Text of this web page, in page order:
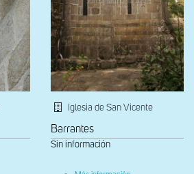
Iglesia de San Vicente
Barrantes
Sin información